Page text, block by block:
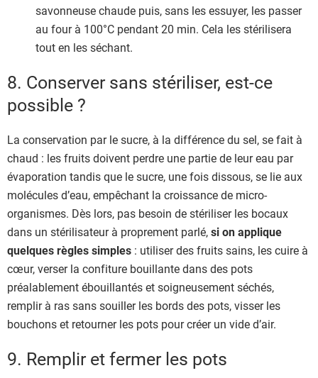
savonneuse chaude puis, sans les essuyer, les passer
au four à 100°C pendant 20 min. Cela les stérilisera
tout en les séchant.
8. Conserver sans stériliser, est-ce
possible ?
La conservation par le sucre, à la différence du sel, se fait à
chaud : les fruits doivent perdre une partie de leur eau par
évaporation tandis que le sucre, une fois dissous, se lie aux
molécules d’eau, empêchant la croissance de micro-
organismes. Dès lors, pas besoin de stériliser les bocaux
dans un stérilisateur à proprement parlé,si on applique
quelques règles simples : utiliser des fruits sains, les cuire à
cœur, verser la confiture bouillante dans des pots
préalablement ébouillantés et soigneusement séchés,
remplir à ras sans souiller les bords des pots, visser les
bouchons et retourner les pots pour créer un vide d’air.
9. Remplir et fermer les pots